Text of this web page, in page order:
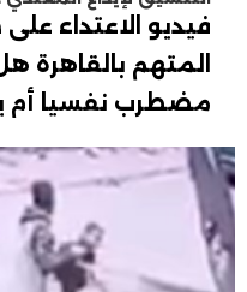
فيديو الاعتداء
المتهم
مضطرب نفسيا أم